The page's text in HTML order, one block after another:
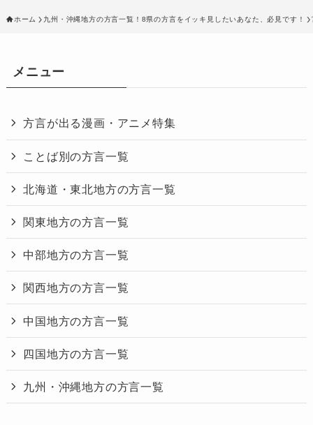
ホーム 九州・沖縄地方の方言一覧！8県の方言をイッキ見したいあなた、必見です！
メニュー
方言が出る漫画・アニメ特集
ことば別の方言一覧
北海道・東北地方の方言一覧
関東地方の方言一覧
中部地方の方言一覧
関西地方の方言一覧
中国地方の方言一覧
四国地方の方言一覧
九州・沖縄地方の方言一覧